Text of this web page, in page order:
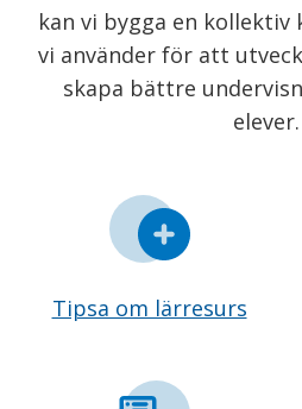
kan vi bygga en kollektiv
vi använder för att
skapa bättre
elever.
Tipsa om lärresurs